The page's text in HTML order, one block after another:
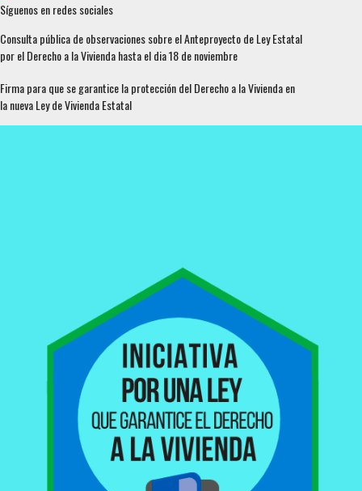
Síguenos en redes sociales
Consulta pública de observaciones sobre el Anteproyecto de Ley Estatal
por el Derecho a la Vivienda hasta el dia 18 de noviembre
Firma para que se garantice la protección del Derecho a la Vivienda en
la nueva Ley de Vivienda Estatal